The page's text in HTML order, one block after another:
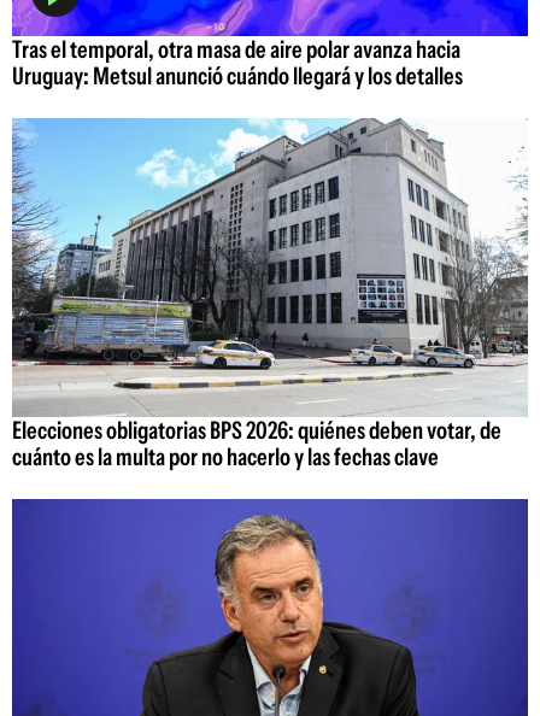
Tras el temporal, otra masa de aire polar avanza hacia
Uruguay: Metsul anunció cuándo llegará y los detalles
Elecciones obligatorias BPS 2026: quiénes deben votar, de
cuánto es la multa por no hacerlo y las fechas clave